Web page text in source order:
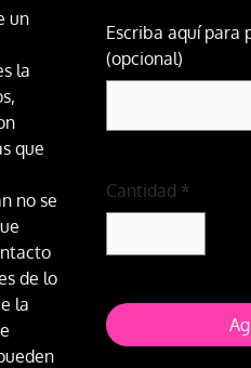
un
la
que
no se
de lo
la
Escriba aquí para
(opcional)
Cantidad *